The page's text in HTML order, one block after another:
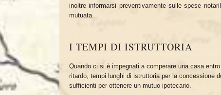
inoltre informarsi preventivamente sulle spese
mutuata.
I TEMPI DI ISTRUTTORIA
Quando ci si è impegnati a comperare una casa
ritardo, tempi lunghi di istruttoria per la concessione
sufficienti per ottenere un mutuo ipotecario.